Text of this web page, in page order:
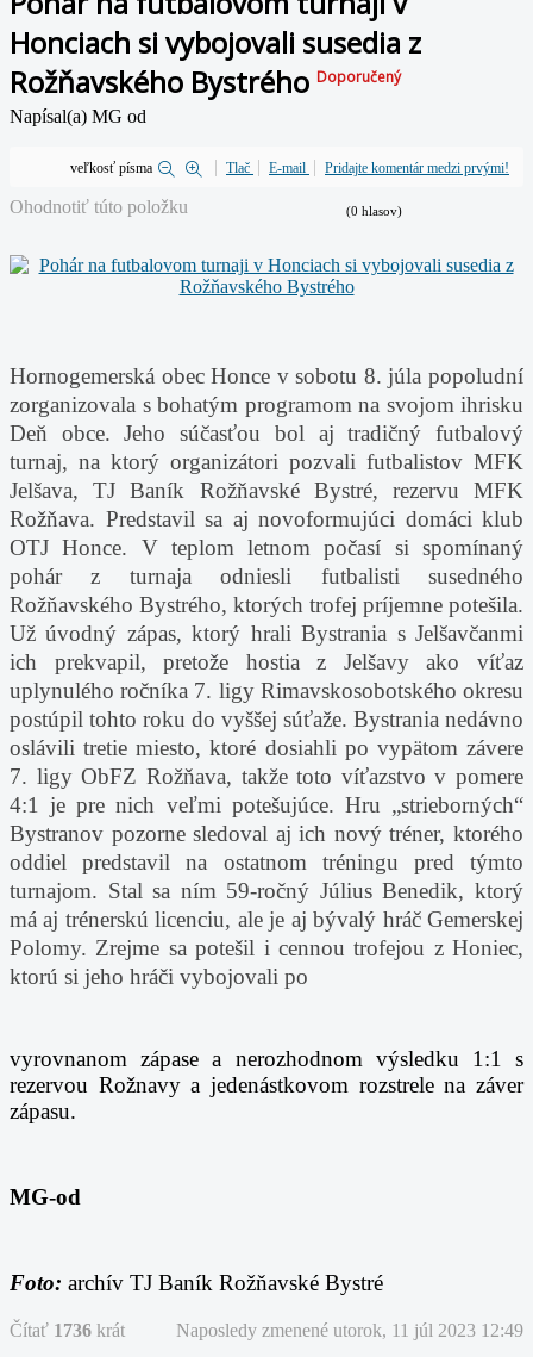
Honciach si vybojovali susedia z
Rožňavského Bystrého Doporučený
Napísal(a) MG od
veľkosť písma Tlač E-mail Pridajte komentár medzi prvými!
Ohodnotiť túto položku (0 hlasov)
Hornogemerská obec Honce v sobotu 8. júla popoludní
zorganizovala s bohatým programom na svojom ihrisku
Deň obce. Jeho súčasťou bol aj tradičný futbalový
turnaj, na ktorý organizátori pozvali futbalistov MFK
Jelšava, TJ Baník Rožňavské Bystré, rezervu MFK
Rožňava. Predstavil sa aj novoformujúci domáci klub
OTJ Honce. V teplom letnom počasí si spomínaný
pohár z turnaja odniesli futbalisti susedného
Rožňavského Bystrého, ktorých trofej príjemne potešila.
Už úvodný zápas, ktorý hrali Bystrania s Jelšavčanmi
ich prekvapil, pretože hostia z Jelšavy ako víťaz
uplynulého ročníka 7. ligy Rimavskosobotského okresu
postúpil tohto roku do vyššej súťaže. Bystrania nedávno
oslávili tretie miesto, ktoré dosiahli po vypätom závere
7. ligy ObFZ Rožňava, takže toto víťazstvo v pomere
4:1 je pre nich veľmi potešujúce. Hru „strieborných“
Bystranov pozorne sledoval aj ich nový tréner, ktorého
oddiel predstavil na ostatnom tréningu pred týmto
turnajom. Stal sa ním 59-ročný Július Benedik, ktorý
má aj trénerskú licenciu, ale je aj bývalý hráč Gemerskej
Polomy. Zrejme sa potešil i cennou trofejou z Honiec,
ktorú si jeho hráči vybojovali po
vyrovnanomzápase a nerozhodnom výsledku 1:1 s
rezervou Rožnavy a jedenástkovom rozstrele na záver
zápasu.
MG-od
Foto: archív TJ Baník Rožňavské Bystré
Čítať 1736 krát Naposledy zmenené utorok, 11 júl 2023 12:49